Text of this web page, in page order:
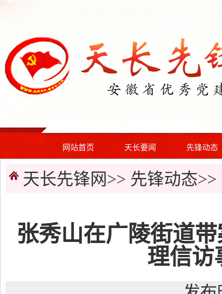
网站首页 天长要闻 先锋动态
天长先锋网>> 先锋动态>>
张秀山在广陵街道
理信访